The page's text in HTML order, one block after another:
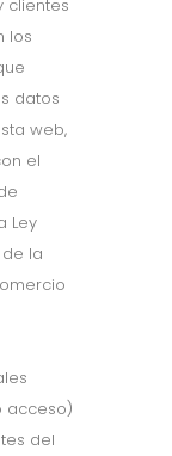
clientes
los
datos
web,
el
Ley
de la
acceso)
del